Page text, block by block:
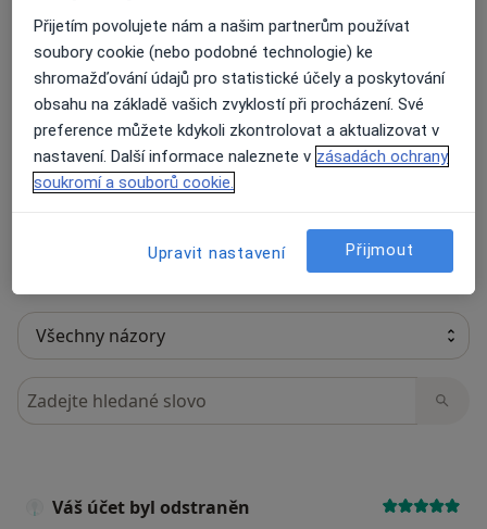
20 názorů
Recenze pacientů jsou pro nás důležité.
Specialisté nemají možnost zaplatit za
Další informace o názorech
Hledejte v názorech
Váš účet byl odstraněn
Přijetím povolujete nám a našim partnerům používat
soubory cookie (nebo podobné technologie) ke
shromažďování údajů pro statistické účely a poskytování
obsahu na základě vašich zvyklostí při procházení. Své
preference můžete kdykoli zkontrolovat a aktualizovat v
nastavení. Další informace naleznete v zásadách ochrany
soukromí a souborů cookie.
Upravit nastavení Přijmout